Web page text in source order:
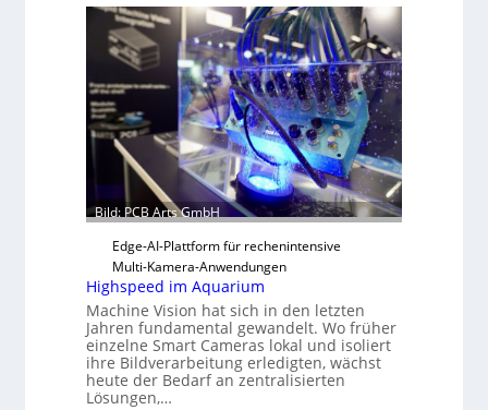
i
l
s
z
ä
h
e
n
Bild: PCB Arts GmbH
Edge-AI-Plattform für rechenintensive
Multi-Kamera-Anwendungen
Highspeed im Aquarium
Machine Vision hat sich in den letzten
Jahren fundamental gewandelt. Wo früher
einzelne Smart Cameras lokal und isoliert
ihre Bildverarbeitung erledigten, wächst
heute der Bedarf an zentralisierten
Lösungen,…